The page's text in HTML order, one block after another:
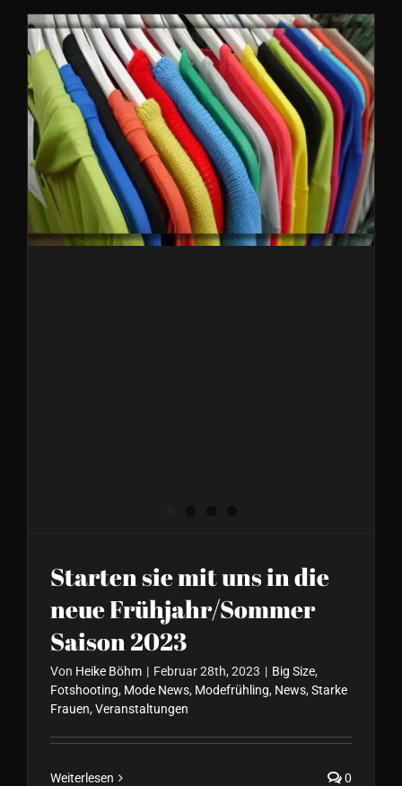
Starten sie mit uns in die neue
Frühjahr/Sommer Saison
2023
Starten sie mit uns in die
neue Frühjahr/Sommer
Saison 2023
Von Heike Böhm | Februar 28th, 2023 | Big Size,
Fotshooting, Mode News, Modefrühling, News, Starke
Frauen, Veranstaltungen
Weiterlesen 0